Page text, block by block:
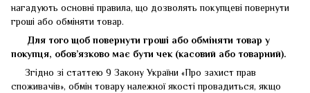
нагадують основні правила, що дозволять покупцеві повернути
гроші або обміняти товар.
Для того щоб повернути гроші або обміняти товар у
покупця, обов’язково має бути чек (касовий або товарний).
Згідно зі статтею 9 Закону України «Про захист прав
споживачів», обмін товару належної якості провадиться, якщо